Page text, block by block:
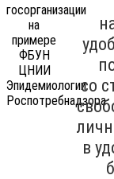
со
в